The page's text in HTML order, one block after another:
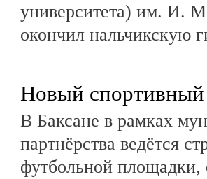
университета) им. И.
окончил нальчикскую
Новый спортивный
В Баксане в рамках
партнёрства ведётся
футбольной